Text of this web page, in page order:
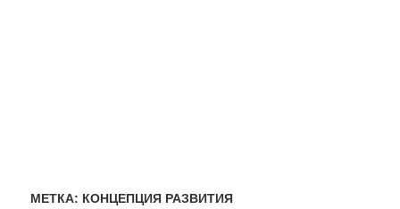
МЕТКА: КОНЦЕПЦИЯ РАЗВИТИЯ